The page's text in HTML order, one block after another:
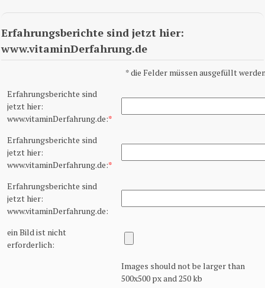
Erfahrungsberichte sind jetzt hier:
www.vitaminDerfahrung.de
*die Felder müssen ausgefüllt
Erfahrungsberichte sind
jetzt hier:
www.vitaminDerfahrung.de:*
Erfahrungsberichte sind
jetzt hier:
www.vitaminDerfahrung.de:*
Erfahrungsberichte sind
jetzt hier:
www.vitaminDerfahrung.de:
ein Bild ist nicht
erforderlich:
Images should not be larger than
500x500 px and 250 kb